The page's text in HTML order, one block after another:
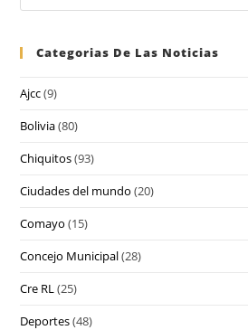
Categorias De Las Noticias
Ajcc(9)
Bolivia(80)
Chiquitos(93)
Ciudades del mundo (20)
Comayo (15)
Concejo Municipal(28)
Cre RL(25)
Deportes(48)